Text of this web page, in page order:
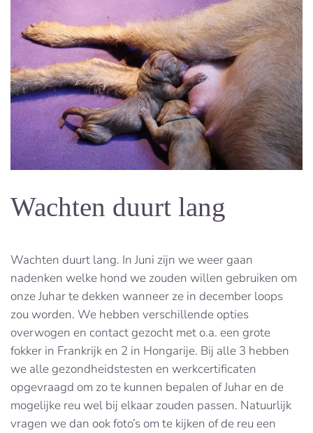
Wachten duurt lang
Wachten duurt lang. In Juni zijn we weer gaan
nadenken welke hond we zouden willen gebruiken om
onze Juhar te dekken wanneer ze in december loops
zou worden. We hebben verschillende opties
overwogen en contact gezocht met o.a. een grote
fokker in Frankrijk en 2 in Hongarije. Bij alle 3 hebben
we alle gezondheidstesten en werkcertificaten
opgevraagd om zo te kunnen bepalen of Juhar en de
mogelijke reu wel bij elkaar zouden passen. Natuurlijk
vragen we dan ook foto’s om te kijken of de reu een